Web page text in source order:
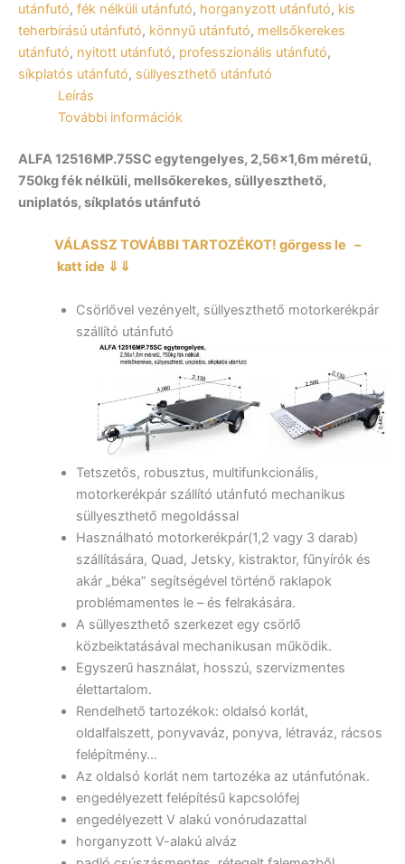
750kg
össztömeg
mennyiség
utánfutó, fék nélküli utánfutó, horganyzott utánfutó, kis
teherbírású utánfutó, könnyű utánfutó, mellsőkerekes
utánfutó, nyitott utánfutó, professzionális utánfutó,
síkplatós utánfutó, süllyeszthető utánfutó
Leírás
További információk
ALFA 12516MP.75SC egytengelyes, 2,56×1,6m méretű,
750kg fék nélküli, mellsőkerekes, süllyeszthető,
uniplatós, síkplatós utánfutó
VÁLASSZ TOVÁBBI TARTOZÉKOT! görgess le –
katt ide ⇓⇓
Csörlővel vezényelt, süllyeszthető motorkerékpár
szállító utánfutó
Tetszetős, robusztus, multifunkcionális,
motorkerékpár szállító utánfutó mechanikus
süllyeszthető megoldással
Használható motorkerékpár(1,2 vagy 3 darab)
szállítására, Quad, Jetsky, kistraktor, fűnyírók és
akár „béka” segítségével történő raklapok
problémamentes le – és felrakására.
A süllyeszthető szerkezet egy csörlő
közbeiktatásával mechanikusan működik.
Egyszerű használat, hosszú, szervizmentes
élettartalom.
Rendelhető tartozékok: oldalsó korlát,
oldalfalszett, ponyvaváz, ponyva, létraváz, rácsos
felépítmény…
Az oldalsó korlát nem tartozéka az utánfutónak.
engedélyezett felépítésű kapcsolófej
engedélyezett V alakú vonórudazattal
horganyzott V-alakú alváz